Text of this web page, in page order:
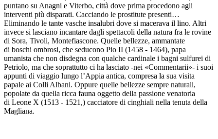
puntano su Anagni e Viterbo, città dove prima procedono agli
interventi più disparati. Cacciando le prostitute presenti…
Eliminando le tante vasche insalubri dove si macerava il lino. Altri
invece si lasciano incantare dagli spettacoli della natura fra le rovine
di Sora, Tivoli, Montefiascone. Quelle bellezze, ammantate
di boschi ombrosi, che seducono Pio II (1458 - 1464), papa
umanista che non disdegna con qualche cardinale i bagni sulfurei di
Petriolo, ma che soprattutto ci ha lasciato -nei «Commentarii»- i suoi
appunti di viaggio lungo l’Appia antica, compresa la sua visita
papale ai Colli Albani. Oppure quelle bellezze sempre naturali,
popolate da quella ricca fauna oggetto della passione venatoria
di Leone X (1513 - 1521,) cacciatore di cinghiali nella tenuta della
Magliana.